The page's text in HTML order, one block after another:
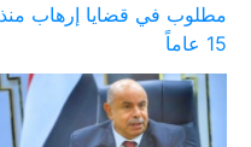
مطلوب في قضايا إرهاب منذ
15 عاماً